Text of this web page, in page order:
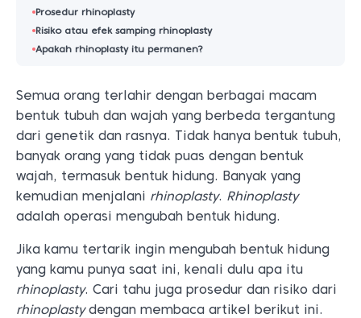
Prosedur rhinoplasty
Risiko atau efek samping rhinoplasty
Apakah rhinoplasty itu permanen?
Semua orang terlahir dengan berbagai macam
bentuk tubuh dan wajah yang berbeda tergantung
dari genetik dan rasnya. Tidak hanya bentuk tubuh,
banyak orang yang tidak puas dengan bentuk
wajah, termasuk bentuk hidung. Banyak yang
kemudian menjalani rhinoplasty. Rhinoplasty
adalah operasi mengubah bentuk hidung.
Jika kamu tertarik ingin mengubah bentuk hidung
yang kamu punya saat ini, kenali dulu apa itu
rhinoplasty. Cari tahu juga prosedur dan risiko dari
rhinoplastydengan membaca artikel berikut ini.